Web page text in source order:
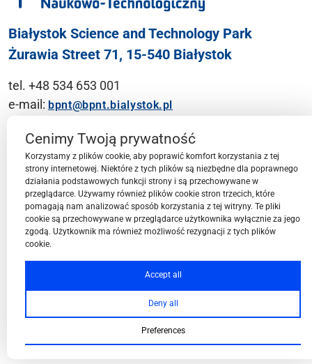
Białystok Science and Technology Park
Żurawia Street 71, 15-540 Białystok
tel. +48 534 653 001
e-mail: bpnt@bpnt.bialystok.pl
Contact
BPN-T Area
BPN-T Offer
Cenimy Twoją prywatność
Korzystamy z plików cookie, aby poprawić komfort korzystania z tej
strony internetowej. Niektóre z tych plików są niezbędne dla poprawnego
działania podstawowych funkcji strony i są przechowywane w
przeglądarce. Używamy również plików cookie stron trzecich, które
pomagają nam analizować sposób korzystania z tej witryny. Te pliki
cookie są przechowywane w przeglądarce użytkownika wyłącznie za jego
zgodą. Użytkownik ma również możliwość rezygnacji z tych plików
cookie.
Accept all
Deny all
Preferences